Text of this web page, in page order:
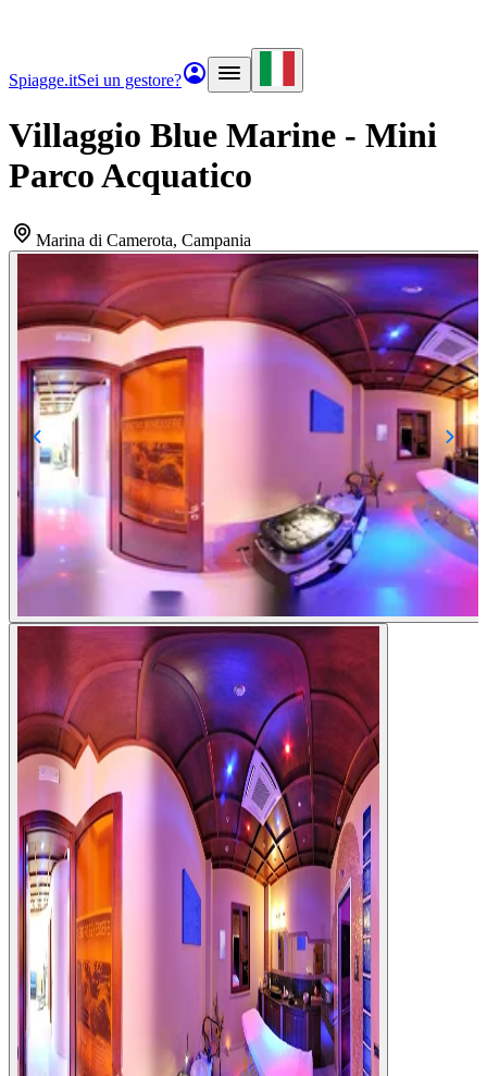
Spiagge.itSei un gestore?
Villaggio Blue Marine - Mini
Parco Acquatico
Marina di Camerota, Campania